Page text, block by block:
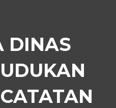
DINAS